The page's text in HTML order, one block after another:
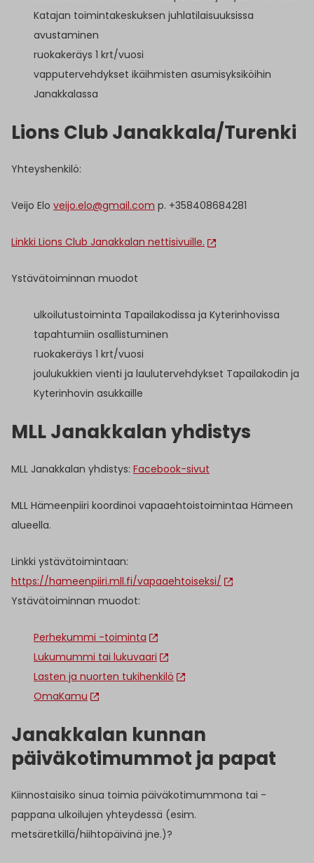
Katajan toimintakeskuksen juhlatilaisuuksissa
avustaminen
ruokakeräys 1 krt/vuosi
vapputervehdykset ikäihmisten asumisyksiköihin
Janakkalassa
Lions Club Janakkala/Turenki
Yhteyshenkilö:
Veijo Elo veijo.elo@gmail.com p. +358408684281
Linkki Lions Club Janakkalan nettisivuille.
Ystävätoiminnan muodot
ulkoilutustoiminta Tapailakodissa ja Kyterinhovissa
tapahtumiin osallistuminen
ruokakeräys 1 krt/vuosi
joulukukkien vienti ja laulutervehdykset Tapailakodin ja
Kyterinhovin asukkaille
MLL Janakkalan yhdistys
MLL Janakkalan yhdistys: Facebook-sivut
MLL Hämeenpiiri koordinoi vapaaehtoistoimintaa Hämeen
alueella.
Linkki ystävätoimintaan:
https://hameenpiiri.mll.fi/vapaaehtoiseksi/
Ystävätoiminnan muodot:
Perhekummi -toiminta
Lukumummi tai lukuvaari
Lasten ja nuorten tukihenkilö
OmaKamu
Janakkalan kunnan
päiväkotimummot ja papat
Kiinnostaisiko sinua toimia päiväkotimummona tai -
pappana ulkoilujen yhteydessä (esim.
metsäretkillä/hiihtopäivinä jne.)?